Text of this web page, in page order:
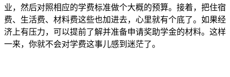
业，然后对照相应的学费标准做个大概的预算。接着，把住宿
费、生活费、材料费这些也加进去，心里就有个底了。如果经
济上有压力，可以提前了解并准备申请奖助学金的材料。这样
一来，你就不会对学费这事儿感到迷茫了。